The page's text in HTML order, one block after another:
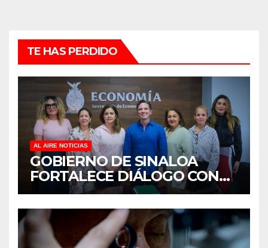
TE HAS PERDIDO
AL AIRE NOTICIAS
GOBIERNO DE SINALOA
FORTALECE DIÁLOGO CON
MUJERES EMPRESARIAS DE
CULIACÁN